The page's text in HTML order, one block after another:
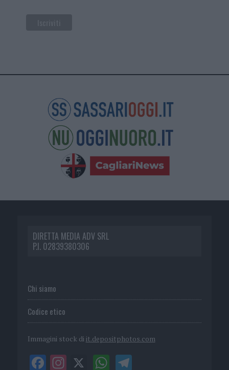
DIRETTA MEDIA ADV SRL
P.I. 02839380306
Chi siamo
Codice etico
Immagini stock di it.depositphotos.com